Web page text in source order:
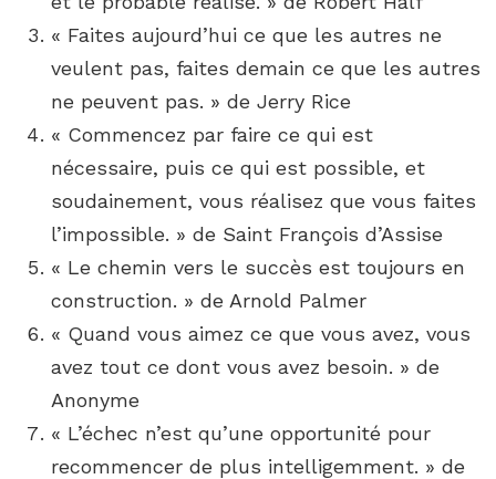
« Faites aujourd’hui ce que les autres ne
veulent pas, faites demain ce que les autres
ne peuvent pas. » de Jerry Rice
« Commencez par faire ce qui est
nécessaire, puis ce qui est possible, et
soudainement, vous réalisez que vous faites
l’impossible. » de Saint François d’Assise
« Le chemin vers le succès est toujours en
construction. » de Arnold Palmer
« Quand vous aimez ce que vous avez, vous
avez tout ce dont vous avez besoin. » de
Anonyme
« L’échec n’est qu’une opportunité pour
recommencer de plus intelligemment. » de